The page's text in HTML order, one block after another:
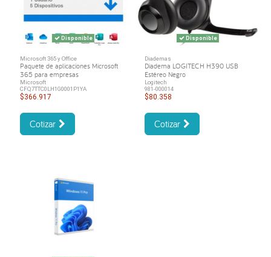
Disponible
Microsoft 365 y Office
Paquete de aplicaciones Microsoft
365 para empresas
Microsoft
CFQ7TTC0LH1G0001P1YA
$366.917
Cotizar
Disponible
Diademas
Diadema LOGITECH H390 USB
Estéreo Negro
Logitech
981-000014
$80.358
Cotizar